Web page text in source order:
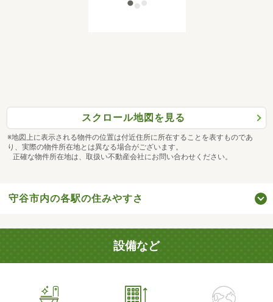
スクロール地図を見る
※地図上に表示される物件の位置は付近住所に所在することを表すものであ
り、実際の物件所在地とは異なる場合がございます。
正確な物件所在地は、取扱い不動産会社にお問い合わせください。
守谷市内の各駅の住みやすさ
設備など